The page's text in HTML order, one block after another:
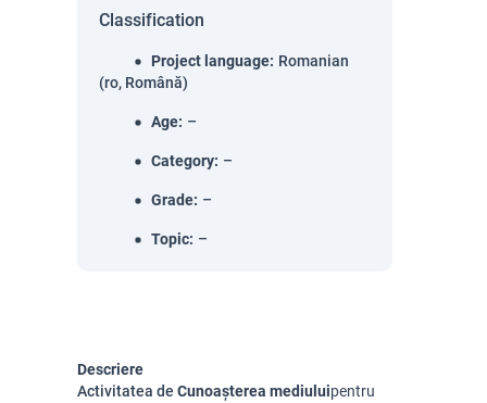
Classification
Project language: Romanian
(ro, Română)
Age: –
Category: –
Grade: –
Topic: –
Descriere
Activitatea de Cunoașterea mediuluipentru